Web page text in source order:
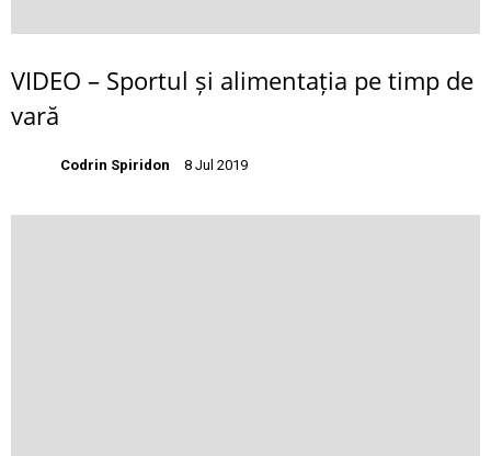
VIDEO – Sportul și alimentația pe timp de
vară
Codrin Spiridon 8 Jul 2019